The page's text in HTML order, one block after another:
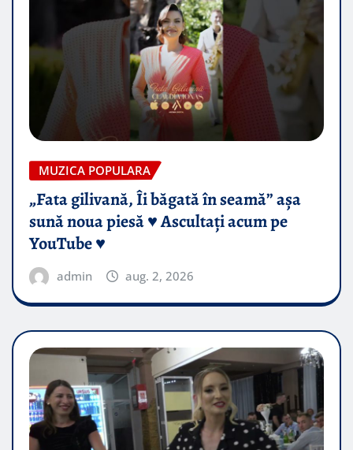
MUZICA POPULARA
„Fata gilivană, Îi băgată în seamă” așa
sună noua piesă ♥️ Ascultați acum pe
YouTube ♥️
admin aug. 2, 2026